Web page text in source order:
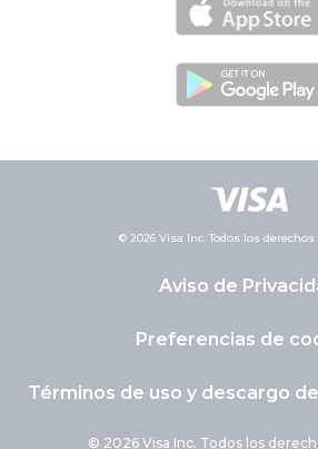
© 2026 Visa Inc. Todos los
Aviso de
Preferencias de
Términos de uso y descargo
© 2026 Visa Inc. Todos los